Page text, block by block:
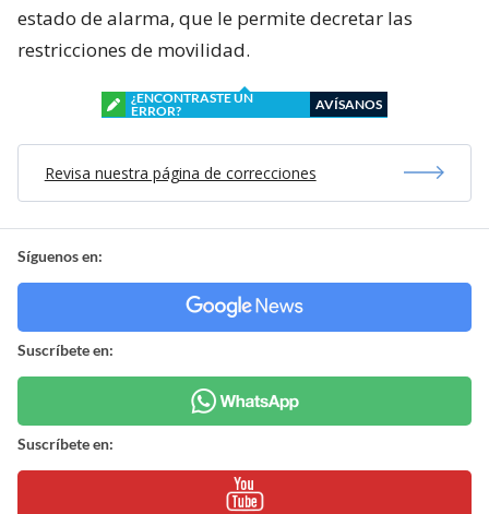
estado de alarma, que le permite decretar las
restricciones de movilidad.
¿ENCONTRASTE UN
ERROR?
AVÍSANOS
Revisa nuestra página de correcciones
Síguenos en:
Suscríbete en:
Suscríbete en: